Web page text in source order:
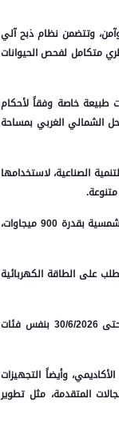
وتتضمن نظام ذبح آلي
متكامل لفحص الحيوانات
طبيعة خاصة وفقاً لأحكام
الأراضي الواقعة ناحية الساحل الشمالي الغربي بمساحة
ألف فدان، لصالح الهيئة العامة للتنمية الصناعية، لاستخدامها
8. وافق مجلس الوزراء على العرض المقدم من شركة "ستيت جريد" الصينية لتنفيذ مشروعين لإنتاج الكهرباء من الطاقة الشمسية بقدرة 900 ميجاوات،
على الطاقة الكهربائية
9. وافق مجلس الوزراء على تجديد التعاقد مع شركات البطاقات الذكية (سمارت – أفيت) لمدة عام يبدأ من 1/7/2025 وحتى 30/6/2026 بنفس فئات
وأيضاً التجهيزات
المتقدمة، مثل تطوير